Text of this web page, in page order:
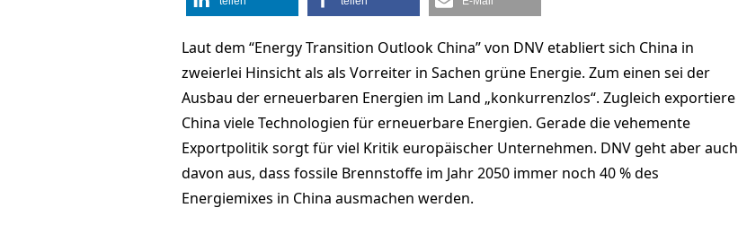
Laut dem “Energy Transition Outlook China” von DNV etabliert sich China in
zweierlei Hinsicht als als Vorreiter in Sachen grüne Energie. Zum einen sei der
Ausbau der erneuerbaren Energien im Land „konkurrenzlos“. Zugleich exportiere
China viele Technologien für erneuerbare Energien. Gerade die vehemente
Exportpolitik sorgt für viel Kritik europäischer Unternehmen. DNV geht aber auch
davon aus, dass fossile Brennstoffe im Jahr 2050 immer noch 40 % des
Energiemixes in China ausmachen werden.